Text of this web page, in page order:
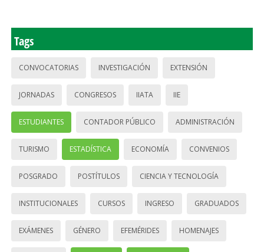
Tags
CONVOCATORIAS INVESTIGACIÓN EXTENSIÓN
JORNADAS CONGRESOS IIATA IIE
ESTUDIANTES CONTADOR PÚBLICO ADMINISTRACIÓN
TURISMO ESTADÍSTICA ECONOMÍA CONVENIOS
POSGRADO POSTÍTULOS CIENCIA Y TECNOLOGÍA
INSTITUCIONALES CURSOS INGRESO GRADUADOS
EXÁMENES GÉNERO EFEMÉRIDES HOMENAJES